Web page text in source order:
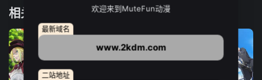
相关推荐 欢迎来到MuteFun动漫
最新域名
www.2kdm.com
二站地址